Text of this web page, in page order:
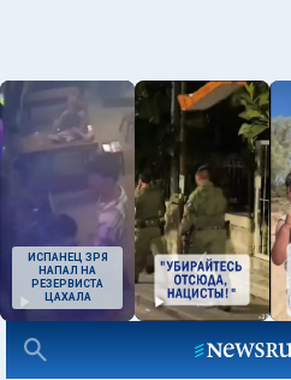
ИСПАНЕЦ ЗРЯ
НАПАЛ НА
РЕЗЕРВИСТА
ЦАХАЛА